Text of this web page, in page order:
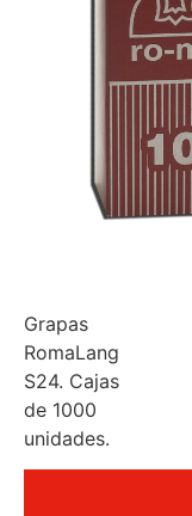
Grapas
RomaLang
S24. Cajas
de 1000
unidades.